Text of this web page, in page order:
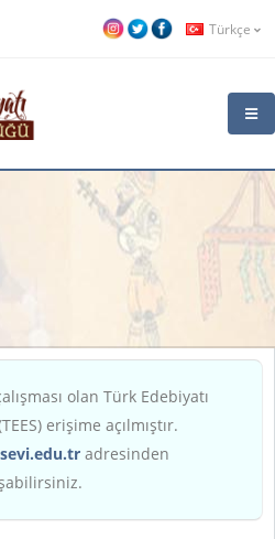
Türkçe
olan Türk Edebiyatı
erişime açılmıştır.
adresinden